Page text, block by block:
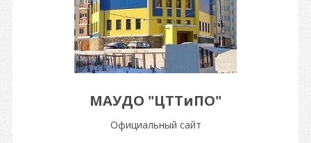
МАУДО "ЦТТиПО"
Официальный сайт